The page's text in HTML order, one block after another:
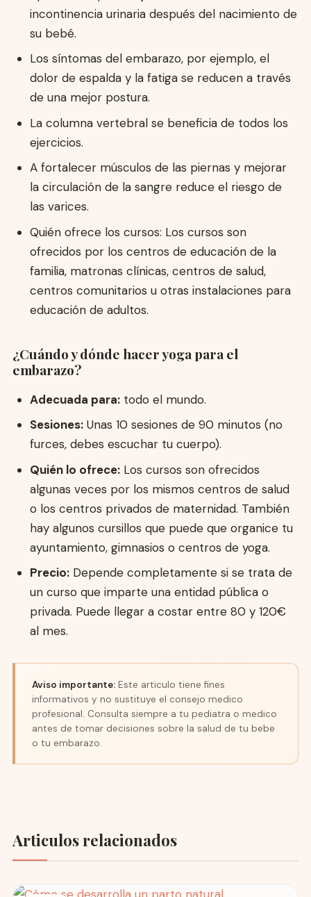
incontinencia urinaria después del nacimiento de
su bebé.
Los síntomas del embarazo, por ejemplo, el
dolor de espalda y la fatiga se reducen a través
de una mejor postura.
La columna vertebral se beneficia de todos los
ejercicios.
A fortalecer músculos de las piernas y mejorar
la circulación de la sangre reduce el riesgo de
las varices.
Quién ofrece los cursos: Los cursos son
ofrecidos por los centros de educación de la
familia, matronas clínicas, centros de salud,
centros comunitarios u otras instalaciones para
educación de adultos.
¿Cuándo y dónde hacer yoga para el
embarazo?
Adecuada para: todo el mundo.
Sesiones: Unas 10 sesiones de 90 minutos (no
furces, debes escuchar tu cuerpo).
Quién lo ofrece: Los cursos son ofrecidos
algunas veces por los mismos centros de salud
o los centros privados de maternidad. También
hay algunos cursillos que puede que organice tu
ayuntamiento, gimnasios o centros de yoga.
Precio: Depende completamente si se trata de
un curso que imparte una entidad pública o
privada. Puede llegar a costar entre 80 y 120€
al mes.
Aviso importante:Este articulo tiene fines
informativos y no sustituye el consejo medico
profesional. Consulta siempre a tu pediatra o medico
antes de tomar decisiones sobre la salud de tu bebe
o tu embarazo.
Articulos relacionados